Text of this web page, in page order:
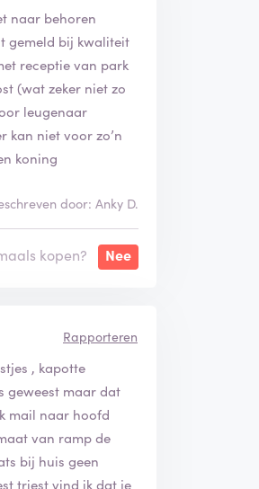
naar behoren
gemeld bij kwaliteit
receptie van park
(wat zeker niet zo
leugenaar
kan niet voor zo’n
koning
door: Anky D.
kopen? Nee
Rapporteren
, kapotte
geweest maar dat
mail naar hoofd
van ramp de
bij huis geen
triest vind ik dat je